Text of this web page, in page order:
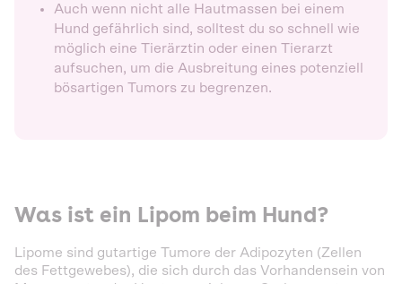
Auch wenn nicht alle Hautmassen bei einem
Hund gefährlich sind, solltest du so schnell wie
möglich eine Tierärztin oder einen Tierarzt
aufsuchen, um die Ausbreitung eines potenziell
bösartigen Tumors zu begrenzen.
Was ist ein Lipom beim Hund?
Lipome sind gutartige Tumore der Adipozyten (Zellen
des Fettgewebes), die sich durch das Vorhandensein von